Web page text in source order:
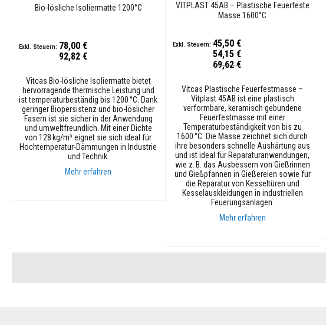
Isolierbausystem
Vermiculit-
Isolierungen
Glasgewebe
Isolierung
Keramik
Bio-lösliche Isoliermatte 1200°C
92,82 €
78,00 €
Vitcas Bio-lösliche Isoliermatte bietet
hervorragende thermische Leistung und
ist temperaturbeständig bis 1200 °C. Dank
geringer Biopersistenz und bio-löslicher
Fasern ist sie sicher in der Anwendung
und umweltfreundlich. Mit einer Dichte
von 128 kg/m³ eignet sie sich ideal für
Hochtemperatur-Dämmungen in Industrie
und Technik.
Mehr erfahren
VITPLAST 45AB – Plastische Feuerfeste
Masse 1600°C
54,15 €
45,50 €
69,62 €
Vitcas Plastische Feuerfestmasse –
Vitplast 45AB ist eine plastisch
verformbare, keramisch gebundene
Feuerfestmasse mit einer
Temperaturbeständigkeit von bis zu
1600 °C. Die Masse zeichnet sich durch
ihre besonders schnelle Aushärtung aus
und ist ideal für Reparaturanwendungen,
wie z. B. das Ausbessern von Gießrinnen
und Gießpfannen in Gießereien sowie für
die Reparatur von Kesseltüren und
Kesselauskleidungen in industriellen
Feuerungsanlagen.
Mehr erfahren